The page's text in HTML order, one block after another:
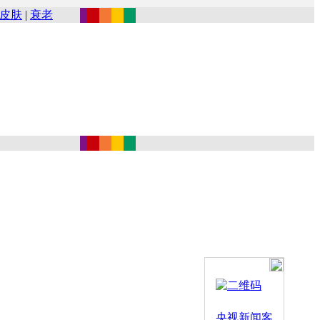
央视新闻客
皮肤 | 衰老